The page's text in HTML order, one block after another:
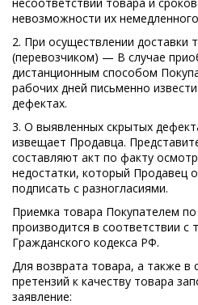
невозможности их
2. При осуществлении доставки
(перевозчиком) — В случае
дистанционным способом
рабочих дней письменно
дефектах.
3. О выявленных скрытых
извещает Продавца.
составляют акт по факту
недостатки, который Продавец
подписать с разногласиями.
Приемка товара Покупателем по
производится в соответствии с
Гражданского кодекса РФ.
Для возврата товара, а также в
претензий к качеству товара
заявление: